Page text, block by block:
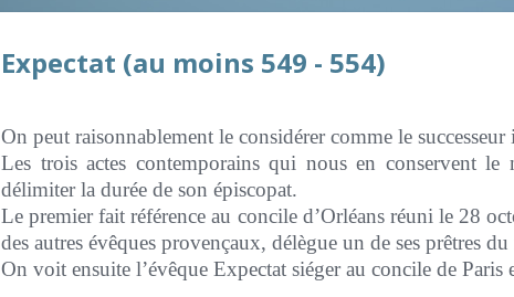
Expectat (au moins 549 - 554)
On peut raisonnablement le considérer comme le
Les trois actes contemporains qui nous en conservent
délimiter la durée de son épiscopat.
Le premier fait référence au concile d’Orléans réuni le 28
des autres évêques provençaux, délègue un de ses prêtres
On voit ensuite l’évêque Expectat siéger au concile de